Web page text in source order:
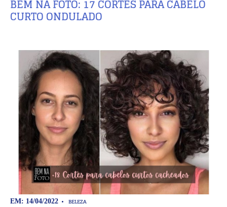
BEM NA FOTO: 17 CORTES PARA CABELO
CURTO ONDULADO
EM: 14/04/2022 BELEZA